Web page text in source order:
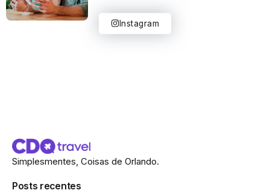
Instagram
Simplesmentes, Coisas de Orlando.
Posts recentes